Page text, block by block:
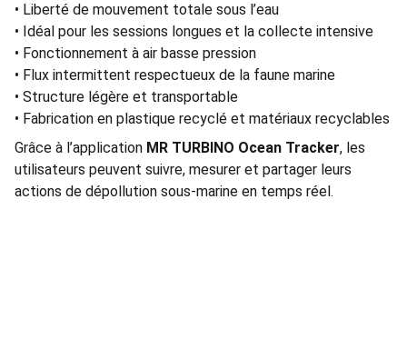
• Liberté de mouvement totale sous l’eau
• Idéal pour les sessions longues et la collecte intensive
• Fonctionnement à air basse pression
• Flux intermittent respectueux de la faune marine
• Structure légère et transportable
• Fabrication en plastique recyclé et matériaux recyclables
Grâce à l’application MR TURBINO Ocean Tracker, les
utilisateurs peuvent suivre, mesurer et partager leurs
actions de dépollution sous-marine en temps réel.